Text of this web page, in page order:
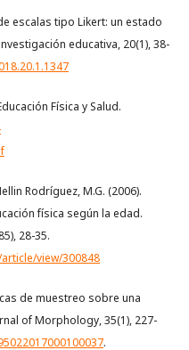
escalas tipo Likert: un estado
educativa, 20(1), 38-
Física y Salud.
Rodríguez, M.G. (2006).
física según la edad.
28-35.
view/300848
de muestreo sobre una
of Morphology, 35(1), 227-
.